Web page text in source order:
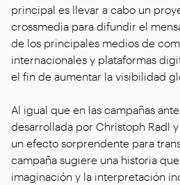
principal es llevar a cabo un
crossmedia para difundir el
de los principales medios de
internacionales y plataformas
el fin de aumentar la visibilidad
Al igual que en las campañas
desarrollada por Christoph Radl
un efecto sorprendente para
campaña sugiere una historia
imaginación y la interpretación